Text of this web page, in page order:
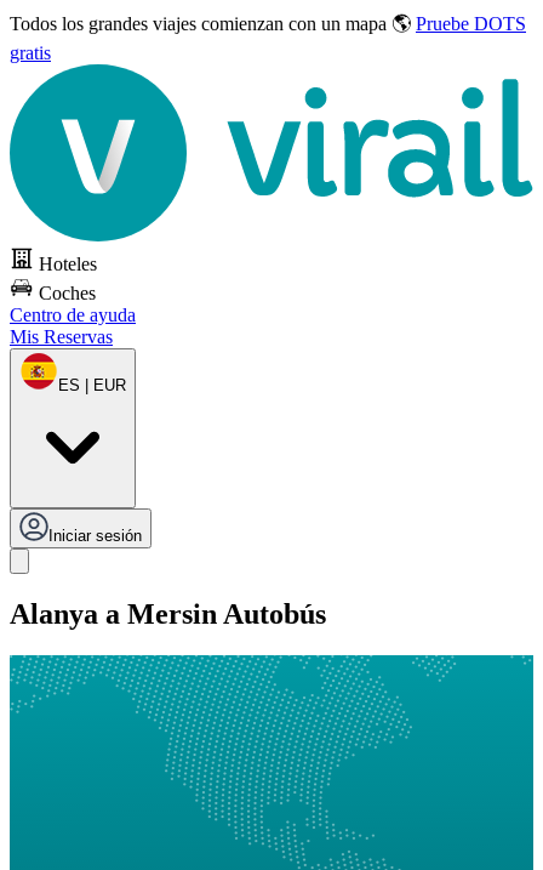
Todos los grandes viajes comienzan con un mapa 🌎 Pruebe DOTS
gratis
Hoteles
Coches
Centro de ayuda
Mis Reservas
ES | EUR
Iniciar sesión
Alanya a Mersin Autobús